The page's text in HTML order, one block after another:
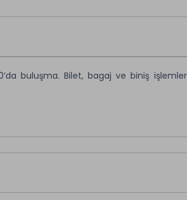
buluşma. Bilet, bagaj ve biniş